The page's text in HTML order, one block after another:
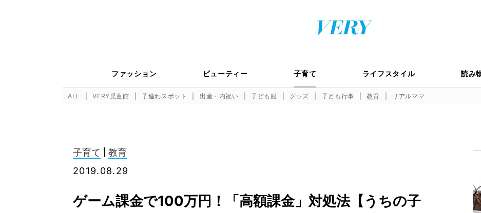
ファッション ビューティー 子育て ライフスタイル 読み
ALL VERY児童館 子連れスポット 出産・内祝い 子ども服 グッズ 子ども行事 教育 リアルママ
子育て
教育
2019.08.29
ゲーム課金で100万円！「高額課金」対処法【うちの子